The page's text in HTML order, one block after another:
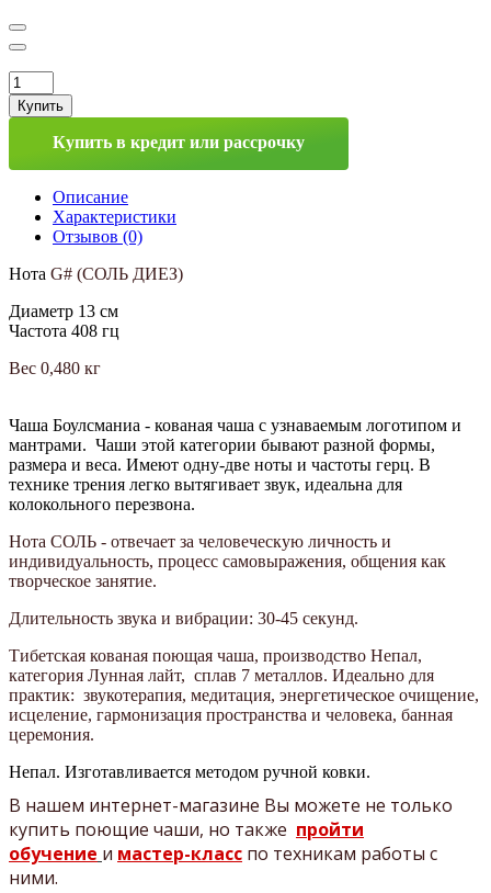
Купить
Купить в кредит или рассрочку
Описание
Характеристики
Отзывов (0)
Нота G# (СОЛЬ ДИЕЗ)
Диаметр 13 см
Частота 408 гц
Вес 0,480 кг
Чаша Боулсманиа - кованая чаша с узнаваемым логотипом и
мантрами. Чаши этой категории бывают разной формы,
размера и веса. Имеют одну-две ноты и частоты герц. В
технике трения легко вытягивает звук, идеальна для
колокольного перезвона.
Нота СОЛЬ - отвечает за человеческую личность и
индивидуальность, процесс самовыражения, общения как
творческое занятие.
Длительность звука и вибрации: 30-45 секунд.
Тибетская кованая поющая чаша, производство Непал,
категория Лунная лайт, сплав 7 металлов. Идеально для
практик: звукотерапия, медитация, энергетическое очищение,
исцеление, гармонизация пространства и человека, банная
церемония.
Непал. Изготавливается методом ручной ковки.
В нашем интернет-магазине Вы можете не только
купить поющие чаши, но также пройти
обучение и мастер-класс по техникам работы с
ними.